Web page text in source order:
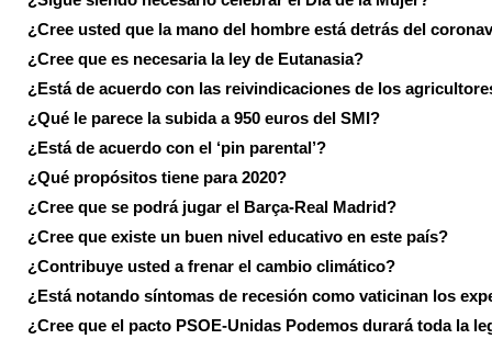
¿Cree usted que la mano del hombre está detrás del
¿Cree que es necesaria la ley de Eutanasia?
¿Está de acuerdo con las reivindicaciones de los
¿Qué le parece la subida a 950 euros del SMI?
¿Está de acuerdo con el ‘pin parental’?
¿Qué propósitos tiene para 2020?
¿Cree que se podrá jugar el Barça-Real Madrid?
¿Cree que existe un buen nivel educativo en este país?
¿Contribuye usted a frenar el cambio climático?
¿Está notando síntomas de recesión como vaticinan los
¿Cree que el pacto PSOE-Unidas Podemos durará toda la